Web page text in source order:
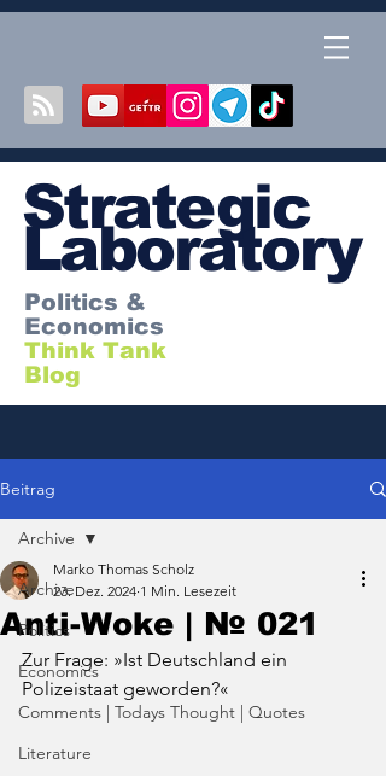
Strategic
Laboratory
Politics &
Economics
Think Tank
Blog
Beitrag
Archive
Politics
Economics
Comments | Todays Thought | Quotes
Literature
Archive
Anti-Woke | № 021
Marko Thomas Scholz
23. Dez. 2024 1 Min. Lesezeit
Zur Frage: »Ist Deutschland ein
Polizeistaat geworden?«